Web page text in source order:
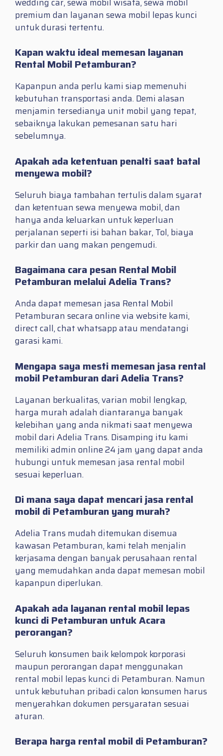
premium dan layanan sewa mobil lepas kunci
untuk durasi tertentu.
Kapan waktu ideal memesan layanan
Rental Mobil Petamburan?
Kapanpun anda perlu kami siap memenuhi
kebutuhan transportasi anda. Demi alasan
menjamin tersedianya unit mobil yang tepat,
sebaiknya lakukan pemesanan satu hari
sebelumnya.
Apakah ada ketentuan penalti saat batal
menyewa mobil?
Seluruh biaya tambahan tertulis dalam syarat
dan ketentuan sewa menyewa mobil, dan
hanya anda keluarkan untuk keperluan
perjalanan seperti isi bahan bakar, Tol, biaya
parkir dan uang makan pengemudi.
Bagaimana cara pesan Rental Mobil
Petamburan melalui Adelia Trans?
Anda dapat memesan jasa Rental Mobil
Petamburan secara online via website kami,
direct call, chat whatsapp atau mendatangi
garasi kami.
Mengapa saya mesti memesan jasa rental
mobil Petamburan dari Adelia Trans?
Layanan berkualitas, varian mobil lengkap,
harga murah adalah diantaranya banyak
kelebihan yang anda nikmati saat menyewa
mobil dari Adelia Trans. Disamping itu kami
memiliki admin online 24 jam yang dapat anda
hubungi untuk memesan jasa rental mobil
sesuai keperluan.
Di mana saya dapat mencari jasa rental
mobil di Petamburan yang murah?
Adelia Trans mudah ditemukan disemua
kawasan Petamburan, kami telah menjalin
kerjasama dengan banyak perusahaan rental
yang memudahkan anda dapat memesan mobil
kapanpun diperlukan.
Apakah ada layanan rental mobil lepas
kunci di Petamburan untuk Acara
perorangan?
Seluruh konsumen baik kelompok korporasi
maupun perorangan dapat menggunakan
rental mobil lepas kunci di Petamburan. Namun
untuk kebutuhan pribadi calon konsumen harus
menyerahkan dokumen persyaratan sesuai
aturan.
Berapa harga rental mobil di Petamburan?